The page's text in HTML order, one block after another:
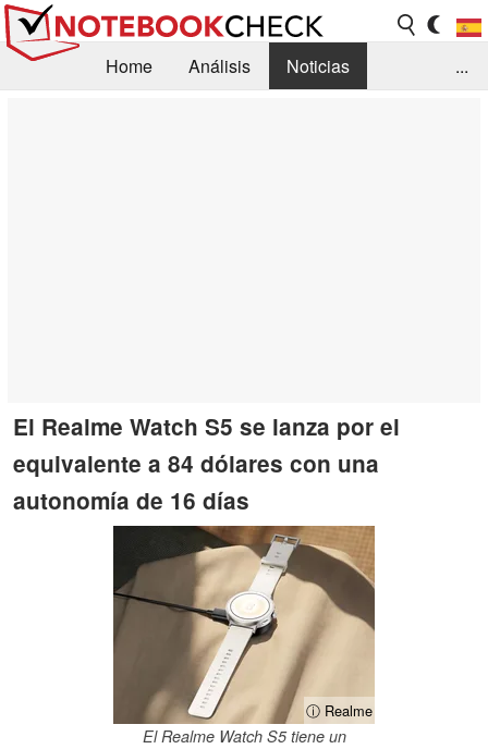
Home Análisis
Noticias
...
El Realme Watch S5 se lanza por el
equivalente a 84 dólares con una
autonomía de 16 días
ⓘ Realme
El Realme Watch S5 tiene un